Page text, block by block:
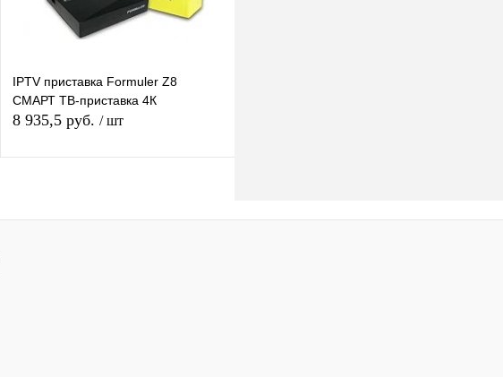
IPTV приставка Formuler Z8
СМАРТ ТВ-приставка 4К
8 935,5 руб. / шт